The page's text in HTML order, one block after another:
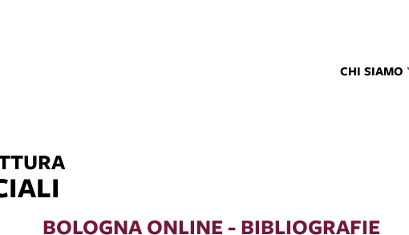
CHI SIAMO
BOLOGNA ONLINE - BIBLIOGRAFIE